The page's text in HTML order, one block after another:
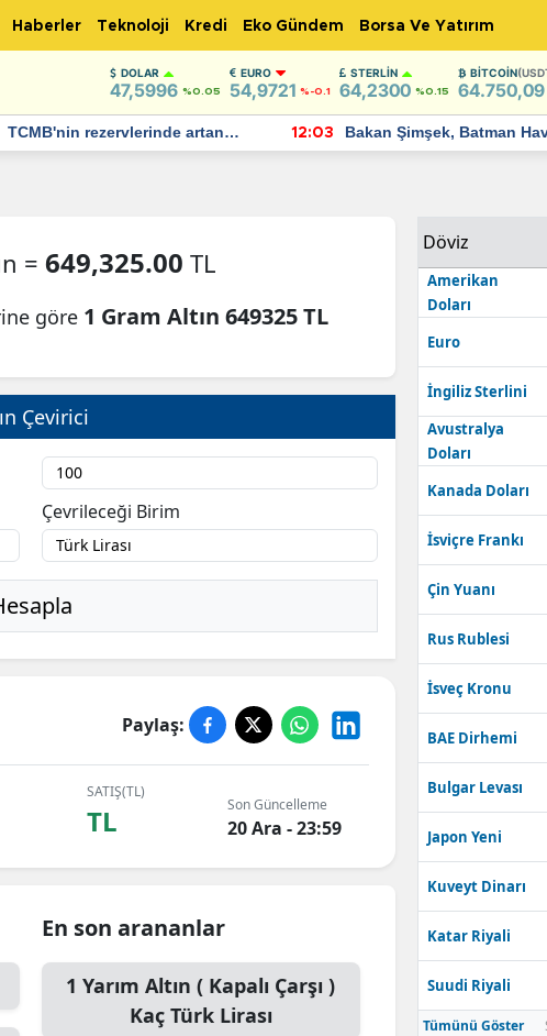
Haberler Teknoloji Kredi Eko Gündem Borsa Ve Yatırım
DOLAR
47,5996 %0.05
EURO
54,9721 %-0.1
STERLIN
64,2300 %0.15
BITCOIN
64.750,09
TCMB'nin rezervlerinde artan
momentum devam ediyor
12:03
Bakan Şimşek, Batman
için umut verici
=649,325.00TL
göre 1 Gram Altın 649325 TL
Çevirici
Çevrileceği Birim
Paylaş:
SATIŞ(TL)
TL Son Güncelleme
20 Ara - 23:59
En son arananlar
1Yarım Altın ( Kapalı Çarşı )
Kaç Türk Lirası
Döviz
Amerikan
Doları
Euro
İngiliz Sterlini
Avustralya
Doları
Kanada Doları
İsviçre Frankı
Çin Yuanı
Rus Rublesi
İsveç Kronu
BAE Dirhemi
Bulgar Levası
Japon Yeni
Kuveyt Dinarı
Katar Riyali
Suudi Riyali
Tümünü Göster